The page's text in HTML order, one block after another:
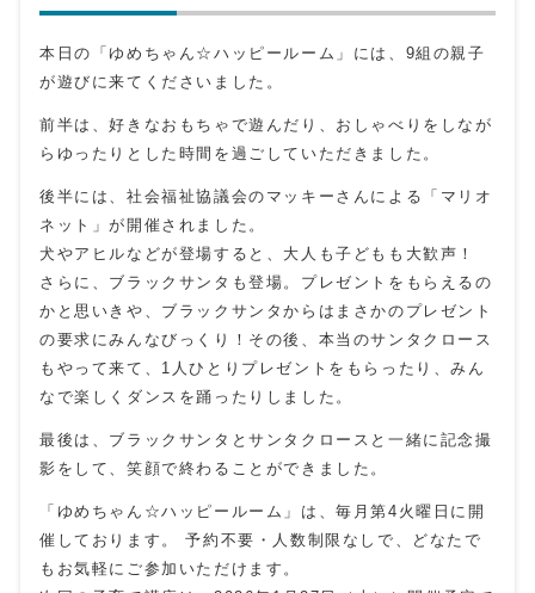
本日の「ゆめちゃん☆ハッピールーム」には、9組の親子
が遊びに来てくださいました。
前半は、好きなおもちゃで遊んだり、おしゃべりをしなが
らゆったりとした時間を過ごしていただきました。
後半には、社会福祉協議会のマッキーさんによる「マリオ
ネット」が開催されました。
犬やアヒルなどが登場すると、大人も子どもも大歓声！
さらに、ブラックサンタも登場。プレゼントをもらえるの
かと思いきや、ブラックサンタからはまさかのプレゼント
の要求にみんなびっくり！その後、本当のサンタクロース
もやって来て、1人ひとりプレゼントをもらったり、みん
なで楽しくダンスを踊ったりしました。
最後は、ブラックサンタとサンタクロースと一緒に記念撮
影をして、笑顔で終わることができました。
「ゆめちゃん☆ハッピールーム」は、毎月第4火曜日に開
催しております。 予約不要・人数制限なしで、どなたで
もお気軽にご参加いただけます。